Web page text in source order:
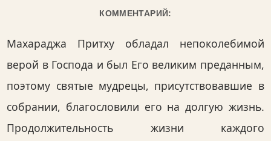
КОММЕНТАРИЙ:
Махараджа Притху обладал непоколебимой
верой в Господа и был Его великим преданным,
поэтому святые мудрецы, присутствовавшие в
собрании, благословили его на долгую жизнь.
Продолжительность жизни каждого